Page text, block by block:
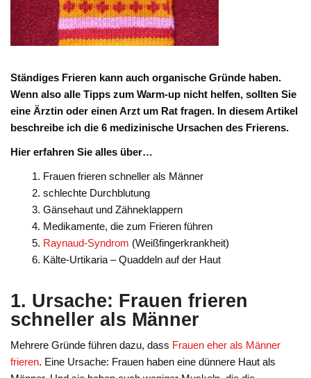
Ständiges Frieren kann auch organische Gründe haben.
Wenn also alle Tipps zum Warm-up nicht helfen, sollten Sie
eine Ärztin oder einen Arzt um Rat fragen. In diesem Artikel
beschreibe ich die 6 medizinische Ursachen des Frierens.
Hier erfahren Sie alles über…
Frauen frieren schneller als Männer
schlechte Durchblutung
Gänsehaut und Zähneklappern
Medikamente, die zum Frieren führen
Raynaud-Syndrom (Weißfingerkrankheit)
Kälte-Urtikaria – Quaddeln auf der Haut
1. Ursache: Frauen frieren
schneller als Männer
Mehrere Gründe führen dazu, dass Frauen eher als Männer
frieren. Eine Ursache: Frauen haben eine dünnere Haut als